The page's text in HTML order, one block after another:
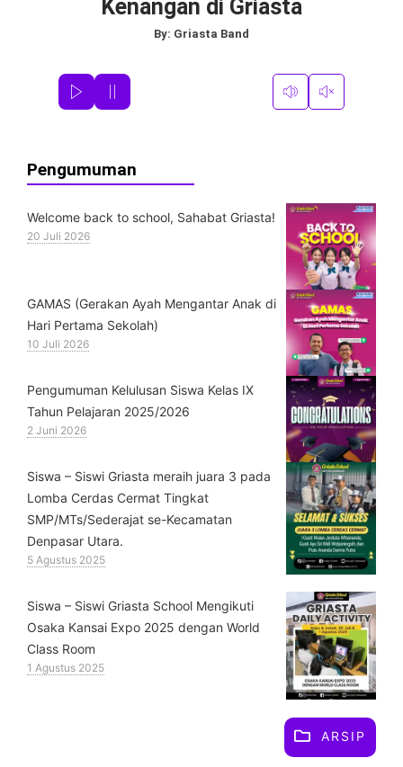
Kenangan di Griasta
By: Griasta Band
Pengumuman
Welcome back to school, Sahabat Griasta!
20 Juli 2026
GAMAS (Gerakan Ayah Mengantar Anak di
Hari Pertama Sekolah)
10 Juli 2026
Pengumuman Kelulusan Siswa Kelas IX
Tahun Pelajaran 2025/2026
2 Juni 2026
Siswa – Siswi Griasta meraih juara 3 pada
Lomba Cerdas Cermat Tingkat
SMP/MTs/Sederajat se-Kecamatan
Denpasar Utara.
5 Agustus 2025
Siswa – Siswi Griasta School Mengikuti
Osaka Kansai Expo 2025 dengan World
Class Room
1 Agustus 2025
ARSIP